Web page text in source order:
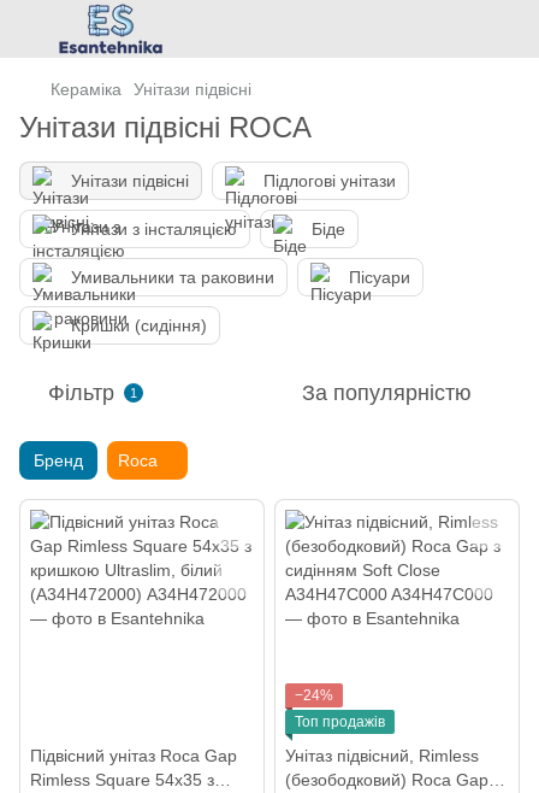
Кераміка Унітази підвісні
Унітази підвісні ROCA
Унітази підвісні Підлогові унітази
Унітази з інсталяцією Біде
Умивальники та раковини Пісуари
Кришки (сидіння)
Фільтр 1 За популярністю
Бренд Roca
Підвісний унітаз Roca Gap
Rimless Square 54x35 з
−24%
Топ продажів
Унітаз підвісний, Rimless
(безободковий) Roca Gap з